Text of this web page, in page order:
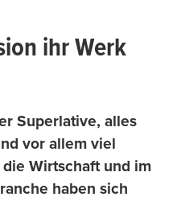
ihr Werk
Superlative, alles
vor allem viel
Wirtschaft und im
haben sich